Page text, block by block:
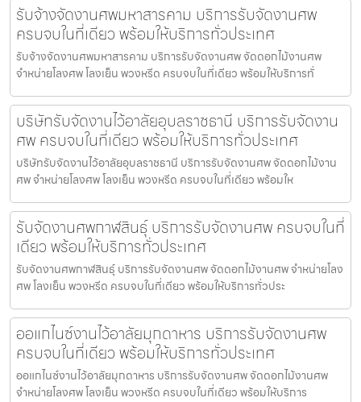
รับจ้างจัดงานศพมหาสารคาม บริการรับจัดงานศพ
ครบจบในที่เดียว พร้อมให้บริการทั่วประเทศ
รับจ้างจัดงานศพมหาสารคาม บริการรับจัดงานศพ จัดดอกไม้งานศพ
จำหน่ายโลงศพ โลงเย็น พวงหรีด ครบจบในที่เดียว พร้อมให้บริการทั่
บริษัทรับจัดงานไว้อาลัยอุบลราชธานี บริการรับจัดงาน
ศพ ครบจบในที่เดียว พร้อมให้บริการทั่วประเทศ
บริษัทรับจัดงานไว้อาลัยอุบลราชธานี บริการรับจัดงานศพ จัดดอกไม้งาน
ศพ จำหน่ายโลงศพ โลงเย็น พวงหรีด ครบจบในที่เดียว พร้อมให
รับจัดงานศพกาฬสินธุ์ บริการรับจัดงานศพ ครบจบในที่
เดียว พร้อมให้บริการทั่วประเทศ
รับจัดงานศพกาฬสินธุ์ บริการรับจัดงานศพ จัดดอกไม้งานศพ จำหน่ายโลง
ศพ โลงเย็น พวงหรีด ครบจบในที่เดียว พร้อมให้บริการทั่วประ
ออแกไนซ์งานไว้อาลัยมุกดาหาร บริการรับจัดงานศพ
ครบจบในที่เดียว พร้อมให้บริการทั่วประเทศ
ออแกไนซ์งานไว้อาลัยมุกดาหาร บริการรับจัดงานศพ จัดดอกไม้งานศพ
จำหน่ายโลงศพ โลงเย็น พวงหรีด ครบจบในที่เดียว พร้อมให้บริการ